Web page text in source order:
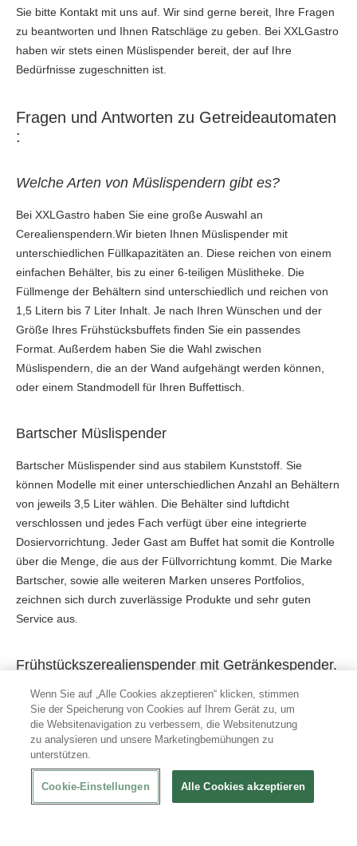
Sie bitte Kontakt mit uns auf. Wir sind gerne bereit, Ihre Fragen
zu beantworten und Ihnen Ratschläge zu geben. Bei XXLGastro
haben wir stets einen Müslispender bereit, der auf Ihre
Bedürfnisse zugeschnitten ist.
Fragen und Antworten zu Getreideautomaten
:
Welche Arten von Müslispendern gibt es?
Bei XXLGastro haben Sie eine große Auswahl an
Cerealienspendern.Wir bieten Ihnen Müslispender mit
unterschiedlichen Füllkapazitäten an. Diese reichen von einem
einfachen Behälter, bis zu einer 6-teiligen Müslitheke. Die
Füllmenge der Behältern sind unterschiedlich und reichen von
1,5 Litern bis 7 Liter Inhalt. Je nach Ihren Wünschen und der
Größe Ihres Frühstücksbuffets finden Sie ein passendes
Format. Außerdem haben Sie die Wahl zwischen
Müslispendern, die an der Wand aufgehängt werden können,
oder einem Standmodell für Ihren Buffettisch.
Bartscher Müslispender
Bartscher Müslispender sind aus stabilem Kunststoff. Sie
können Modelle mit einer unterschiedlichen Anzahl an Behältern
von jeweils 3,5 Liter wählen. Die Behälter sind luftdicht
verschlossen und jedes Fach verfügt über eine integrierte
Dosiervorrichtung. Jeder Gast am Buffet hat somit die Kontrolle
über die Menge, die aus der Füllvorrichtung kommt. Die Marke
Bartscher, sowie alle weiteren Marken unseres Portfolios,
zeichnen sich durch zuverlässige Produkte und sehr guten
Service aus.
Frühstückszerealienspender mit Getränkespender.
Am Frühstücksbuffet schätzen die Gäste neben Joghurt und
Müsli auch ein Glas Fruchtsaft. Deshalb hat unsere Eigenmarke
XXLselect eine Kombination aus einem Müslispender und einem
Getränkespender geschaffen. In diesem Spender haben Sie
Platz für 3 verschiedene Müslisorten und 3 verschiedene
Fruchtsäfte. Das kompakte Design spart außerdem Platz auf
Wenn Sie auf „Alle Cookies akzeptieren“ klicken, stimmen
Sie der Speicherung von Cookies auf Ihrem Gerät zu, um
die Websitenavigation zu verbessern, die Websitenutzung
zu analysieren und unsere Marketingbemühungen zu
unterstützen.
Cookie-Einstellungen Alle Cookies akzeptieren